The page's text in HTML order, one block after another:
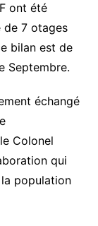
ont été
de 7 otages
bilan est de
Septembre.
échangé
Colonel
qui
population